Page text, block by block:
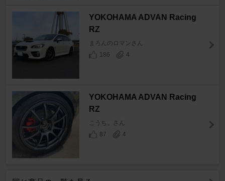
YOKOHAMA ADVAN Racing
RZ
まろんのロマンさん
186
4
YOKOHAMA ADVAN Racing
RZ
こうち。さん
87
4